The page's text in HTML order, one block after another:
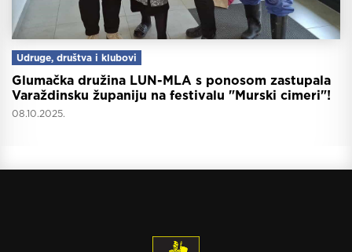
Udruge, društva i klubovi
Glumačka družina LUN-MLA s ponosom zastupala
Varaždinsku županiju na festivalu "Murski cimeri"!
08.10.2025.